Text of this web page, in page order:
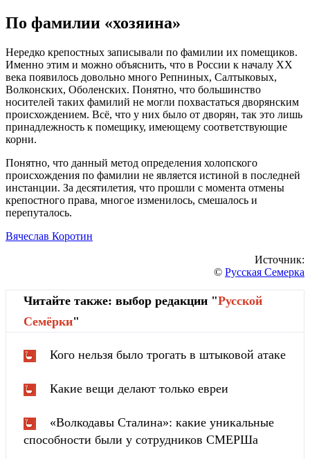
По фамилии «хозяина»
Нередко крепостных записывали по фамилии их помещиков.
Именно этим и можно объяснить, что в России к началу XX
века появилось довольно много Репниных, Салтыковых,
Волконских, Оболенских. Понятно, что большинство
носителей таких фамилий не могли похвастаться дворянским
происхождением. Всё, что у них было от дворян, так это лишь
принадлежность к помещику, имеющему соответствующие
корни.
Понятно, что данный метод определения холопского
происхождения по фамилии не является истиной в последней
инстанции. За десятилетия, что прошли с момента отмены
крепостного права, многое изменилось, смешалось и
перепуталось.
Вячеслав Коротин
Источник:
© Русская Семерка
Читайте также: выбор редакции "Русской
Cемёрки"
Кого нельзя было трогать в штыковой атаке
Какие вещи делают только евреи
«Волкодавы Сталина»: какие уникальные
способности были у сотрудников СМЕРШа